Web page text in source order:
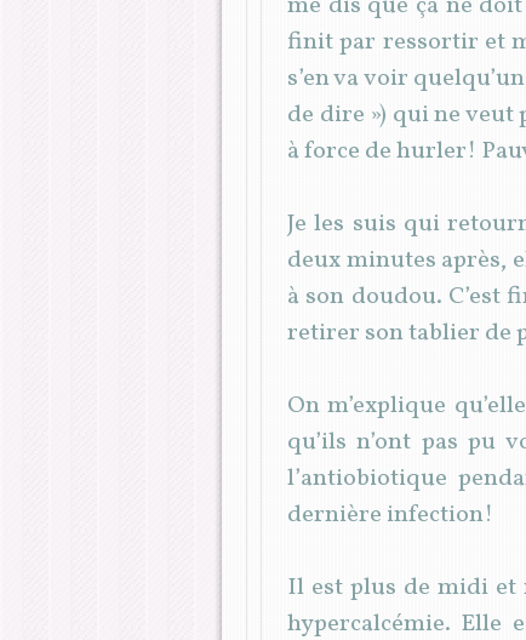
finit par ressortir et
s’en va voir
de dire ») qui ne
à force de hurler!
Je les suis qui
deux minutes après,
à son doudou.
retirer son tablier de
On m’explique
qu’ils n’ont pas pu
l’antiobiotique
dernière infection!
Il est plus de midi et
hypercalcémie. Elle